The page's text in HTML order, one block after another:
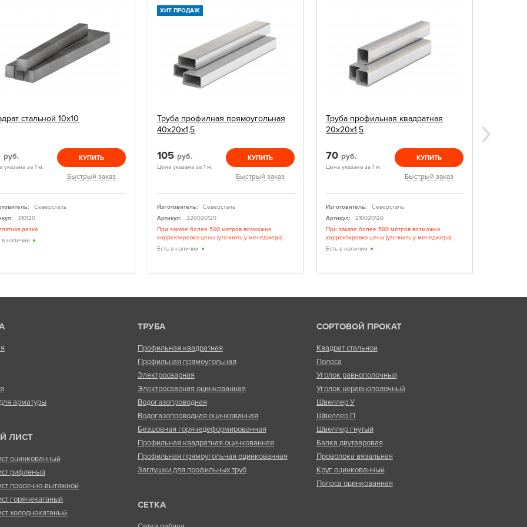
стальной 10х10
руб.
указана за 1 м.
КУПИТЬ
Быстрый заказ
Северсталь
310120
резка
в наличии
ХИТ ПРОДАЖ
Труба профилная прямоугольная
40х20х1,5
105 руб.
Цена указана за 1 м.
КУПИТЬ
Быстрый заказ
Изготовитель:
Северсталь
Артикул:
220020120
При заказе более 500 метров возможна
корректировка цены (уточнить у менеджера)
Есть в наличии
Труба профильная квадратная
20х20х1,5
70 руб.
Цена указана за 1 м.
КУПИТЬ
Быстрый заказ
Изготовитель:
Северсталь
Артикул:
210020120
При заказе более 500 метров возможна
корректировка цены (уточнить у менеджера)
Есть в наличии
арматуры
ЛИСТ
оцинкованный
рифленый
просечно-вытяжной
горячекатаный
холоднокатаный
ТРУБА
Профильная квадратная
Профильная прямоугольная
Электросварная
Электросварная оцинкованная
Водогазопроводная
Водогазопроводная оцинкованная
Безшовная горячедеформированная
Профильная квадратная оцинкованная
Профильная прямоугольная оцинкованная
Заглушки для профильных труб
СЕТКА
СОРТОВОЙ ПРОКАТ
Квадрат стальной
Полоса
Уголок равнополочный
Уголок неравнополочный
Швеллер У
Швеллер П
Швеллер гнутый
Балка двутавровая
Проволока вязальная
Круг оцинкованный
Полоса оцинкованная